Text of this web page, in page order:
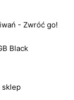
- Zwróć go!
Black
sklep